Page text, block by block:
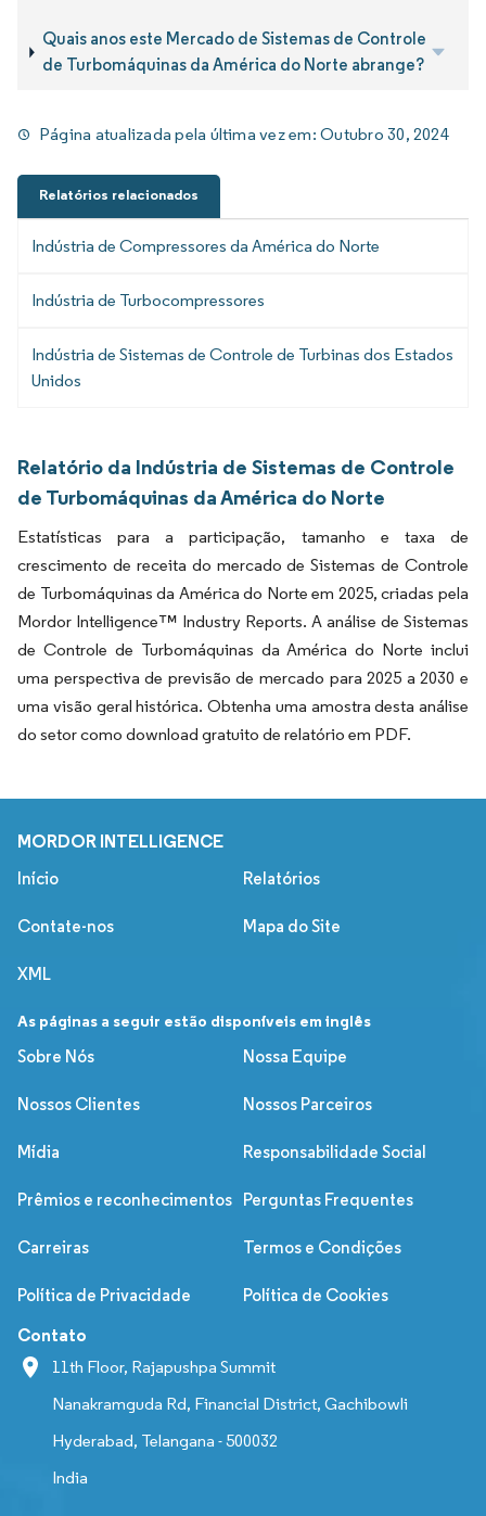
Quais anos este Mercado de Sistemas de Controle
de Turbomáquinas da América do Norte abrange?
Página atualizada pela última vez em:Outubro 30, 2024
Relatórios relacionados
Indústria de Compressores da América do Norte
Indústria de Turbocompressores
Indústria de Sistemas de Controle de Turbinas dos Estados
Unidos
Relatório da Indústria de Sistemas de Controle
de Turbomáquinas da América do Norte
Estatísticas para a participação, tamanho e taxa de
crescimento de receita do mercado de Sistemas de Controle
de Turbomáquinas da América do Norte em 2025, criadas pela
Mordor Intelligence™ Industry Reports. A análise de Sistemas
de Controle de Turbomáquinas da América do Norte inclui
uma perspectiva de previsão de mercado para 2025 a 2030 e
uma visão geral histórica. Obtenha uma amostra desta análise
do setor como download gratuito de relatório em PDF.
MORDOR INTELLIGENCE
Início Relatórios
Contate-nos Mapa do Site
XML
As páginas a seguir estão disponíveis em inglês
Sobre Nós
Nossa Equipe
Nossos Clientes Nossos Parceiros
Mídia Responsabilidade Social
Prêmios e reconhecimentos Perguntas Frequentes
Carreiras Termos e Condições
Política de Privacidade Política de Cookies
Contato
11th Floor, Rajapushpa Summit
Nanakramguda Rd, Financial District, Gachibowli
Hyderabad, Telangana - 500032
India